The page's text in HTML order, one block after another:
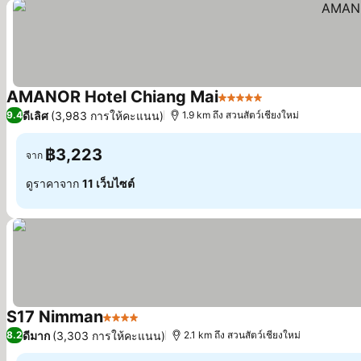
AMANOR Hotel Chiang Mai5 ดาว ดูราคา
9.4ดีเลิศ (3,983 การให้คะแนน) 1.9 km ถึง สวนสัตว์เชียงใหม่
จาก ฿3,223
ดูราคาจาก 11 เว็บไซต์
S17 Nimman4 ดาว ดูราคา
8.2ดีมาก (3,303 การให้คะแนน) 2.1 km ถึง สวนสัตว์เชียงใหม่